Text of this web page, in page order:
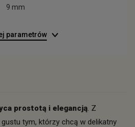
9 mm
parametrów
prostotą i elegancją. Z
tym, którzy chcą w delikatny